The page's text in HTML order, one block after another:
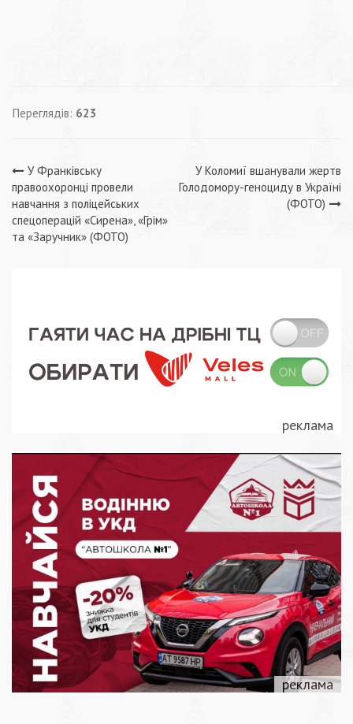
Переглядів: 623
Навігація
записів
У Франківську
правоохоронці провели
навчання з поліцейських
спецоперацій «Сирена», «Грім»
та «Заручник» (ФОТО)
У Коломиї вшанували жертв
Голодомору-геноциду в Україні
(ФОТО)